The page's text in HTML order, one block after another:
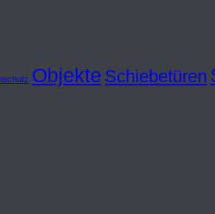
Objekte Schiebetüren